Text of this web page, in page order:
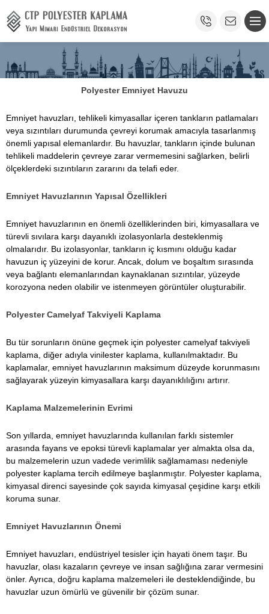
Polyester Emniyet Havuzu
Emniyet havuzları, tehlikeli kimyasallar içeren tankların patlamaları
veya sızıntıları durumunda çevreyi korumak amacıyla tasarlanmış
önemli yapısal elemanlardır. Bu havuzlar, tankların içinde bulunan
tehlikeli maddelerin çevreye zarar vermemesini sağlarken, belirli
ölçeklerdeki sızıntıların zararını da telafi eder.
Emniyet Havuzlarının Yapısal Özellikleri
Emniyet havuzlarının en önemli özelliklerinden biri, kimyasallara ve
türevli sıvılara karşı dayanıklı izolasyonlarla desteklenmiş
olmalarıdır. Bu izolasyonlar, tankların iç kısmını olduğu kadar
havuzun iç yüzeyini de korur. Ancak, dolum ve boşaltım sırasında
veya bağlantı elemanlarından kaynaklanan sızıntılar, yüzeyde
korozyona neden olabilir ve istenmeyen görüntüler oluşturabilir.
Polyester Camelyaf Takviyeli Kaplama
Bu tür sorunların önüne geçmek için polyester camelyaf takviyeli
kaplama, diğer adıyla vinilester kaplama, kullanılmaktadır. Bu
kaplamalar, emniyet havuzlarının maksimum düzeyde korunmasını
sağlayarak yüzeyin kimyasallara karşı dayanıklılığını artırır.
Kaplama Malzemelerinin Evrimi
Son yıllarda, emniyet havuzlarında kullanılan farklı sistemler
arasında fayans ve epoksi türevli kaplamalar yer almakta olsa da,
bu malzemelerin uzun vadede verimlilik sağlamaması nedeniyle
polyester kaplama tercih edilmeye başlanmıştır. Polyester kaplama,
kimyasal direnci sayesinde çok sayıda kimyasal çeşidine karşı etkili
koruma sunar.
Emniyet Havuzlarının Önemi
Emniyet havuzları, endüstriyel tesisler için hayati önem taşır. Bu
havuzlar, olası kazaların çevreye ve insan sağlığına zarar vermesini
önler. Ayrıca, doğru kaplama malzemeleri ile desteklendiğinde, bu
havuzlar uzun ömürlü ve güvenilir bir çözüm sunar.